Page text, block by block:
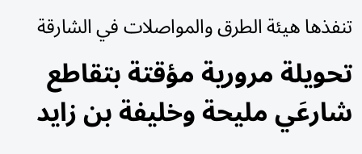
تنفذها هيئة الطرق والمواصلات في الشارقة
تحويلة مرورية مؤقتة بتقاطع
شارعَي مليحة وخليفة بن زايد